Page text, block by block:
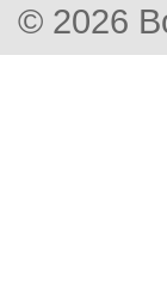
© 2026